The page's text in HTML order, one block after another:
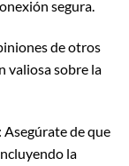
segura.
de otros
valiosa sobre la
de que
la